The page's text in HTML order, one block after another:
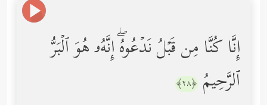
إِنَّا كُنَّا مِن قَبۡلُ نَدۡعُوهُۖ إِنَّهُۥ هُوَ ٱلۡبَرُّ
ٱلرَّحِیمُ ﴿٢٨﴾